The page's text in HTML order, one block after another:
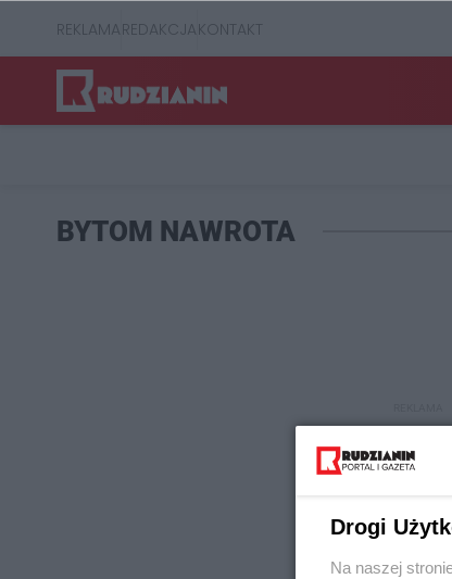
REKLAMAREDAKCJAKONTAKT
BYTOM NAWROTA
Drogi
Na naszej